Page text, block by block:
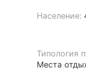
Население:
Типология
Места